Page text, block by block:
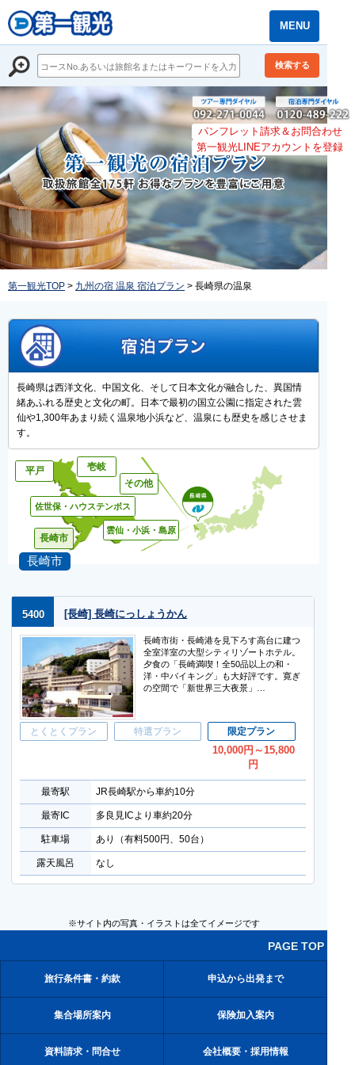
MENU
検索する
パンフレット請求＆お問合わせ
第一観光LINEアカウントを登録
第一観光TOP > 九州の宿 温泉 宿泊プラン > 長崎県の温泉
長崎県は西洋文化、中国文化、そして日本文化が融合した、異国情
緒あふれる歴史と文化の町。日本で最初の国立公園に指定された雲
仙や1,300年あまり続く温泉地小浜など、温泉にも歴史を感じさせま
す。
長崎市
5400 [長崎] 長崎にっしょうかん
長崎市街・長崎港を見下ろす高台に建つ
全室洋室の大型シティリゾートホテル。
夕食の「長崎満喫！全50品以上の和・
洋・中バイキング」も大好評です。寛ぎ
の空間で「新世界三大夜景」…
とくとくプラン 特選プラン 限定プラン
10,000円 ～15,800
円
最寄駅 JR長崎駅から車約10分
最寄IC 多良見ICより車約20分
駐車場 あり（有料500円、50台）
露天風呂 なし
PAGE TOP
※サイト内の写真・イラストは全てイメージです
旅行条件書・約款 申込から出発まで
集合場所案内 保険加入案内
資料請求・問合せ 会社概要・採用情報